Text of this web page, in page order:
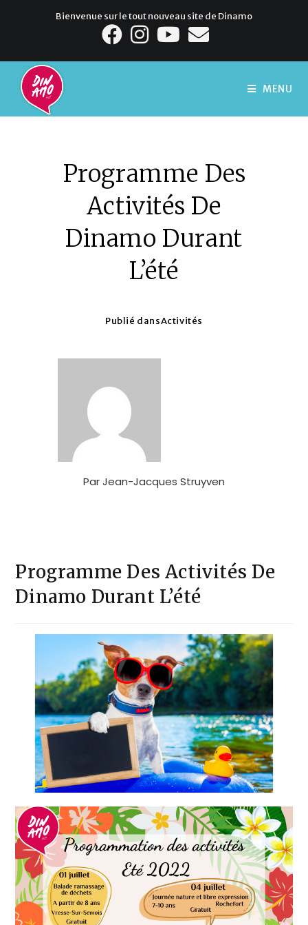
Bienvenue sur le tout nouveau site de Dinamo
MENU
Programme Des
Activités De
Dinamo Durant
L’été
Publié dansActivités
ParJean-Jacques Struyven
Programme Des Activités De
Dinamo Durant L’été